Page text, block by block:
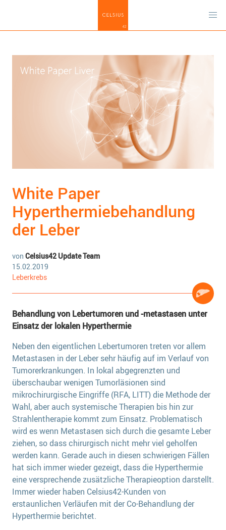
White Paper
Hyperthermiebehandlung
der Leber
von Celsius42 Update Team
15.02.2019
Leberkrebs
Behandlung von Lebertumoren und -metastasen unter
Einsatz der lokalen Hyperthermie
Neben den eigentlichen Lebertumoren treten vor allem
Metastasen in der Leber sehr häufig auf im Verlauf von
Tumorerkrankungen. In lokal abgegrenzten und
überschaubar wenigen Tumorläsionen sind
mikrochirurgische Eingriffe (RFA, LITT) die Methode der
Wahl, aber auch systemische Therapien bis hin zur
Strahlentherapie kommt zum Einsatz. Problematisch
wird es wenn Metastasen sich durch die gesamte Leber
ziehen, so dass chirurgisch nicht mehr viel geholfen
werden kann. Gerade auch in diesen schwierigen Fällen
hat sich immer wieder gezeigt, dass die Hyperthermie
eine versprechende zusätzliche Therapieoption darstellt.
Immer wieder haben Celsius42-Kunden von
erstaunlichen Verläufen mit der Co-Behandlung der
Hyperthermie berichtet.